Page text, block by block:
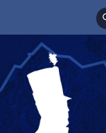
HOME
EL CEMENTERIO